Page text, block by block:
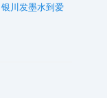
银川发墨水到爱